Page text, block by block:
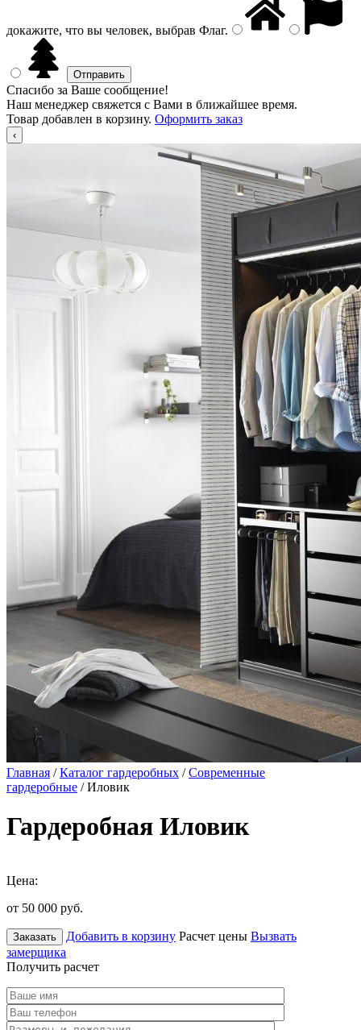
докажите, что вы человек, выбрав Флаг.
Спасибо за Ваше сообщение!
Наш менеджер свяжется с Вами в ближайшее время.
Товар добавлен в корзину. Оформить заказ
Главная /Каталог гардеробных /Современные
гардеробные / Иловик
Гардеробная Иловик
Цена:
от 50 000 руб.
Заказать Добавить в корзину Расчет цены Вызвать
замерщика
Получить расчет